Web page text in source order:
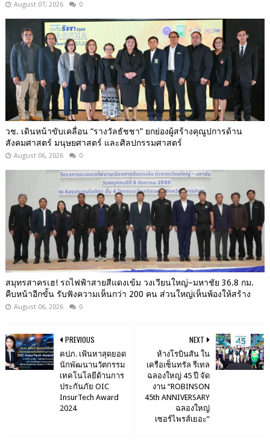
August 07, 2026 0
วช. เดินหน้าขับเคลื่อน “รางวัลธัชชา” ยกย่องผู้สร้างคุณูปการด้าน
สังคมศาสตร์ มนุษยศาสตร์ และศิลปกรรมศาสตร์
August 06, 2026 0
สมุทรสาครเฮ! รถไฟฟ้าสายสีแดงเข้ม วงเวียนใหญ่–มหาชัย 36.8 กม.
คืบหน้าอีกขั้น รับฟังความเห็นกว่า 200 คน ส่วนใหญ่เห็นพ้องให้สร้าง
August 06, 2026 0
NEXT
ห้างโรบินสัน ใน
เครือเซ็นทรัล รีเทล
ฉลองใหญ่ 45 ปี จัด
งาน “ROBINSON
45th ANNIVERSARY
ฉลองใหญ่
เซอร์ไพรส์เยอะ”
PREVIOUS
คปภ. เฟ้นหาสุดยอด
นักพัฒนานวัตกรรม
เทคโนโลยีด้านการ
ประกันภัย OIC
InsurTech Award
2024